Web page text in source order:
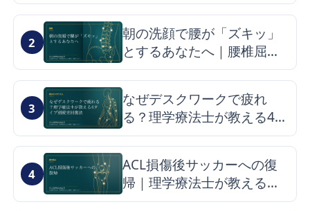
2
朝の洗顔で腰が「ズキッ」
とするあなたへ｜腰椎屈曲
症候群の仕組みと改善のヒ
ント
3
なぜデスクワークで疲れ
る？理学療法士が教える4タ
イプ別疲労回復法
4
ACL損傷後サッカーへの復
帰｜理学療法士が教える最
短ロードマップと再発予防